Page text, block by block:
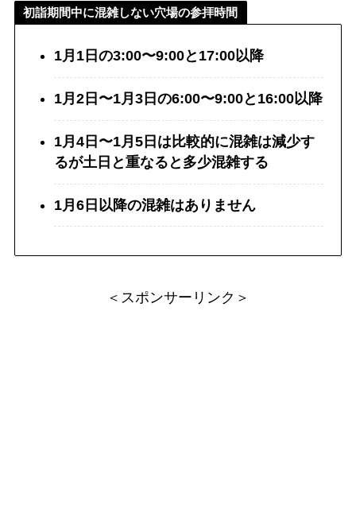
初詣期間中に混雑しない穴場の参拝時間
1月1日の3:00〜9:00と17:00以降
1月2日〜1月3日の6:00〜9:00と16:00以降
1月4日〜1月5日 は比較的に混雑は減少す
るが土日と重なると多少混雑する
1月6日以降の混雑はありません
＜スポンサーリンク＞